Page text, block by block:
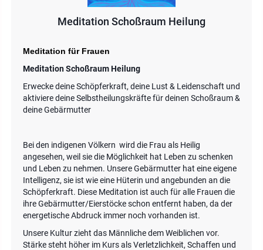
Meditation Schoßraum Heilung
Meditation für Frauen
Meditation Schoßraum Heilung
Erwecke deine Schöpferkraft, deine Lust & Leidenschaft und
aktiviere deine Selbstheilungskräfte für deinen Schoßraum &
deine Gebärmutter
Bei den indigenen Völkern wird die Frau als Heilig
angesehen, weil sie die Möglichkeit hat Leben zu schenken
und Leben zu nehmen. Unsere Gebärmutter hat eine eigene
Intelligenz, sie ist wie eine Hüterin und angebunden an die
Schöpferkraft. Diese Meditation ist auch für alle Frauen die
ihre Gebärmutter/Eierstöcke schon entfernt haben, da der
energetische Abdruck immer noch vorhanden ist.
Unsere Kultur zieht das Männliche dem Weiblichen vor.
Stärke steht höher im Kurs als Verletzlichkeit, Schaffen und